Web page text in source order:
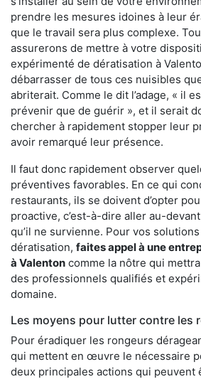
prendre les mesures idoines à leur
que le travail sera plus complexe.
assurerons de mettre à votre
expérimenté de dératisation à
débarrasser de tous ces nuisibles
abriterait. Comme le dit l’adage, « il
prévenir que de guérir », et il serait
chercher à rapidement stopper leur
avoir remarqué leur présence.
Il faut donc rapidement observer
préventives favorables. En ce qui
restaurants, ils se doivent d’opter
proactive, c’est-à-dire aller au-
qu’il ne survienne. Pour vos
dératisation, faites appel à une
à Valenton comme la nôtre qui
des professionnels qualifiés et
domaine.
Les moyens pour lutter contre les
Pour éradiquer les rongeurs
qui mettent en œuvre le nécessaire
deux principales actions qui peuvent